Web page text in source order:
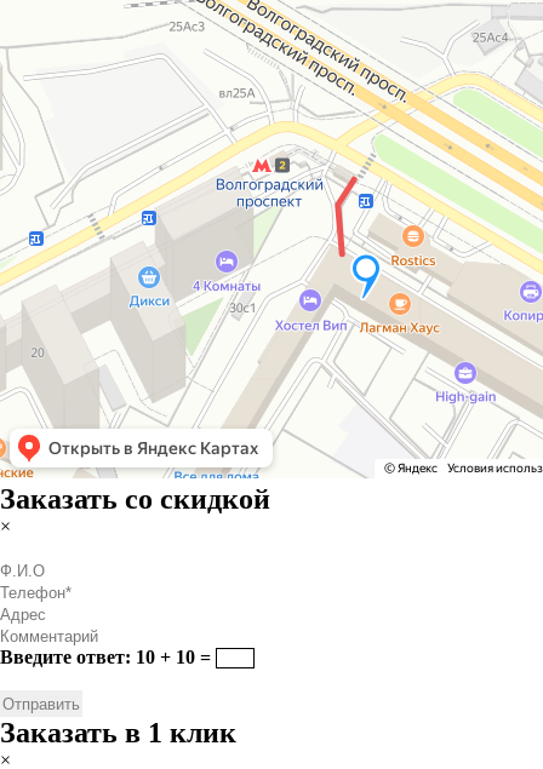
Заказать со скидкой
×
Введите ответ: 10 + 10 =
Заказать в 1 клик
×